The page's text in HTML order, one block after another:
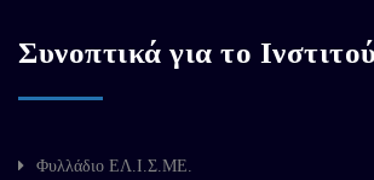
Συνοπτικά για το
Φυλλάδιο ΕΛ.Ι.Σ.ΜΕ.